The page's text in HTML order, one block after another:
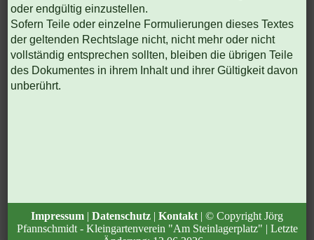
oder endgültig einzustellen.
Sofern Teile oder einzelne Formulierungen dieses Textes
der geltenden Rechtslage nicht, nicht mehr oder nicht
vollständig entsprechen sollten, bleiben die übrigen Teile
des Dokumentes in ihrem Inhalt und ihrer Gültigkeit davon
unberührt.
Impressum | Datenschutz | Kontakt | © Copyright Jörg
Pfannschmidt - Kleingartenverein "Am Steinlagerplatz" | Letzte